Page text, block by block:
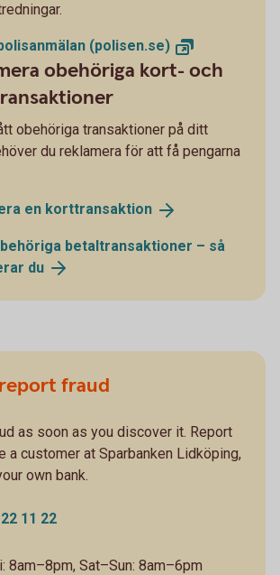
(polisen.se)
obehöriga kort- och
obehöriga transaktioner på ditt
du reklamera för att få pengarna
en korttransaktion
betaltransaktioner – så
du
fraud
as soon as you discover it. Report
a customer at Sparbanken Lidköping,
own bank.
11 22
8am–8pm, Sat–Sun: 8am–6pm